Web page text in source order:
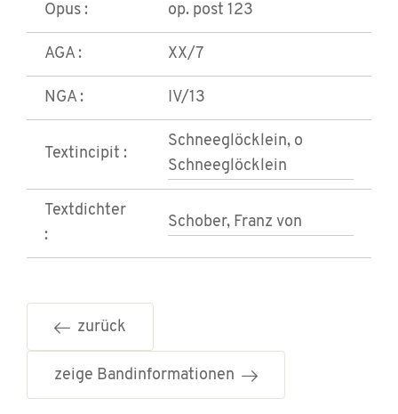
Opus : op. post 123
AGA : XX/7
NGA : IV/13
Textincipit :
Schneeglöcklein, o
Schneeglöcklein
Textdichter
:
Schober, Franz von
zurück
zeige Bandinformationen